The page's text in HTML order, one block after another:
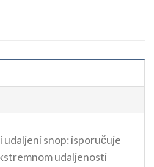
udaljeni snop: isporučuje
udaljenosti